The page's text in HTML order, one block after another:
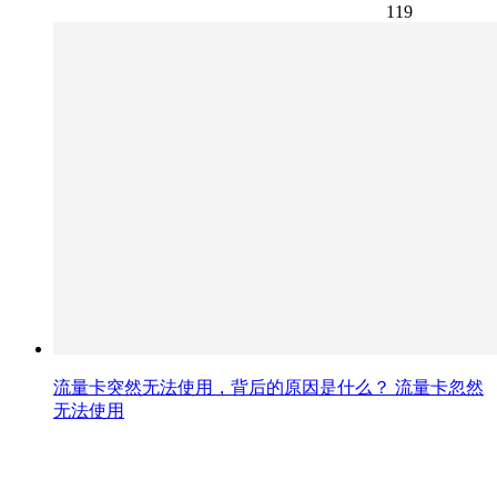
119
流量卡突然无法使用，背后的原因是什么？ 流量卡忽然
无法使用